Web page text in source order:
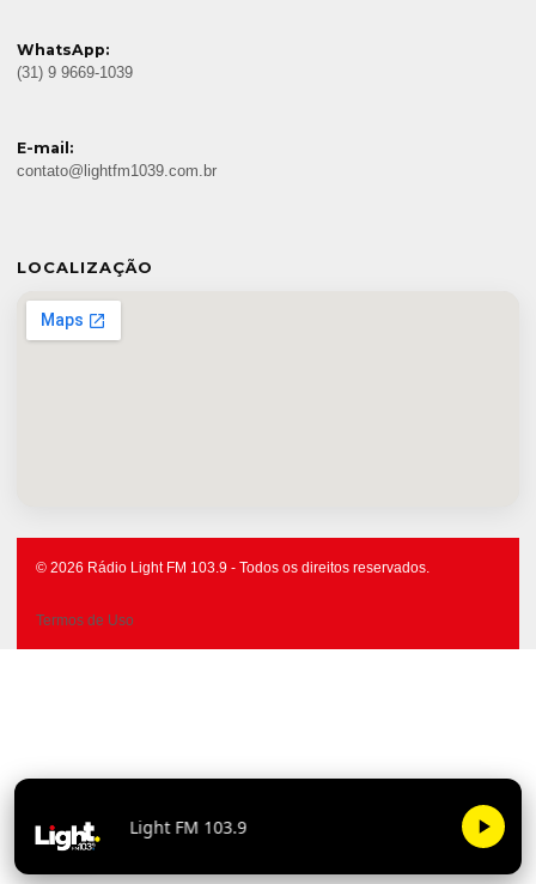
WhatsApp:
(31) 9 9669-1039
E-mail:
contato@lightfm1039.com.br
LOCALIZAÇÃO
© 2026 Rádio Light FM 103.9 - Todos os direitos reservados.
Termos de Uso
Light FM 103.9